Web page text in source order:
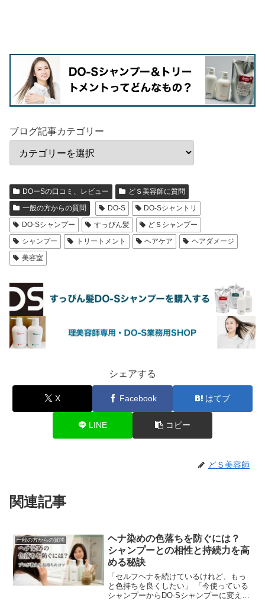
ブログ記事カテゴリー
DOーSの口コミ、レビュー
どＳ美容師に質問
一般の方からの質問
DO-S
DO-Sシャントリ
DO-Sシャンプー
すっぴん髪
どＳシャンプー
シャンプー
トリートメント ヘアケア
ヘアダメージ
美容室
シェアする
X Facebook はてブ
LINE コピー
どＳ美容師
関連記事
一般の方からの質問
ヘナ染めの色落ちを防ぐには？
シャンプーとの相性と持続力を高
める秘訣
「セルフヘナを続けているけれど、もっ
と色持ちを良くしたい」 「今使っている
シャンプーからDO-Sシャンプーに変えた